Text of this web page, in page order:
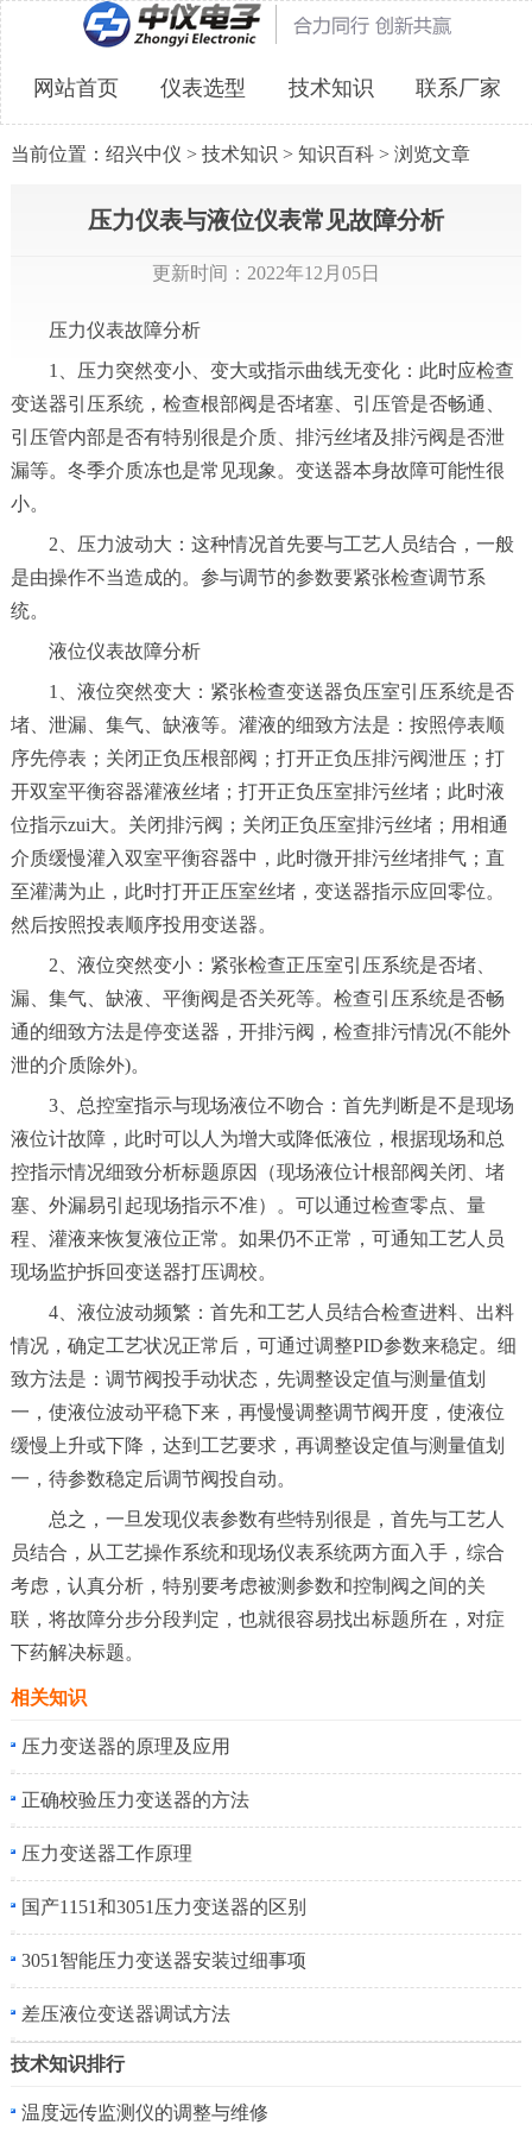
网站首页 仪表选型 技术知识 联系厂家
当前位置： 绍兴中仪 > 技术知识 > 知识百科> 浏览文章
压力仪表与液位仪表常见故障分析
更新时间：2022年12月05日
压力仪表故障分析
1、压力突然变小、变大或指示曲线无变化：此时应检查
变送器引压系统，检查根部阀是否堵塞、引压管是否畅通、
引压管内部是否有特别很是介质、排污丝堵及排污阀是否泄
漏等。冬季介质冻也是常见现象。变送器本身故障可能性很
小。
2、压力波动大：这种情况首先要与工艺人员结合，一般
是由操作不当造成的。参与调节的参数要紧张检查调节系
统。
液位仪表故障分析
1、液位突然变大：紧张检查变送器负压室引压系统是否
堵、泄漏、集气、缺液等。灌液的细致方法是：按照停表顺
序先停表；关闭正负压根部阀；打开正负压排污阀泄压；打
开双室平衡容器灌液丝堵；打开正负压室排污丝堵；此时液
位指示zui大。关闭排污阀；关闭正负压室排污丝堵；用相通
介质缓慢灌入双室平衡容器中，此时微开排污丝堵排气；直
至灌满为止，此时打开正压室丝堵，变送器指示应回零位。
然后按照投表顺序投用变送器。
2、液位突然变小：紧张检查正压室引压系统是否堵、
漏、集气、缺液、平衡阀是否关死等。检查引压系统是否畅
通的细致方法是停变送器，开排污阀，检查排污情况(不能外
泄的介质除外)。
3、总控室指示与现场液位不吻合：首先判断是不是现场
液位计故障，此时可以人为增大或降低液位，根据现场和总
控指示情况细致分析标题原因（现场液位计根部阀关闭、堵
塞、外漏易引起现场指示不准）。可以通过检查零点、量
程、灌液来恢复液位正常。如果仍不正常，可通知工艺人员
现场监护拆回变送器打压调校。
4、液位波动频繁：首先和工艺人员结合检查进料、出料
情况，确定工艺状况正常后，可通过调整PID参数来稳定。细
致方法是：调节阀投手动状态，先调整设定值与测量值划
一，使液位波动平稳下来，再慢慢调整调节阀开度，使液位
缓慢上升或下降，达到工艺要求，再调整设定值与测量值划
一，待参数稳定后调节阀投自动。
总之，一旦发现仪表参数有些特别很是，首先与工艺人
员结合，从工艺操作系统和现场仪表系统两方面入手，综合
考虑，认真分析，特别要考虑被测参数和控制阀之间的关
联，将故障分步分段判定，也就很容易找出标题所在，对症
下药解决标题。
相关知识
压力变送器的原理及应用
正确校验压力变送器的方法
压力变送器工作原理
国产1151和3051压力变送器的区别
3051智能压力变送器安装过细事项
差压液位变送器调试方法
技术知识排行
温度远传监测仪的调整与维修